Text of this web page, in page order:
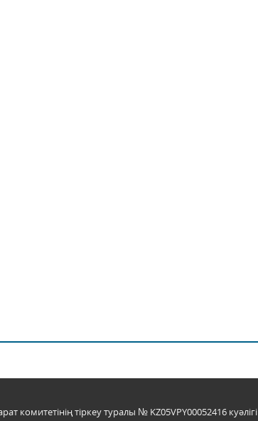
комитетінің тіркеу туралы № KZ05VPY00052416 куәлігі